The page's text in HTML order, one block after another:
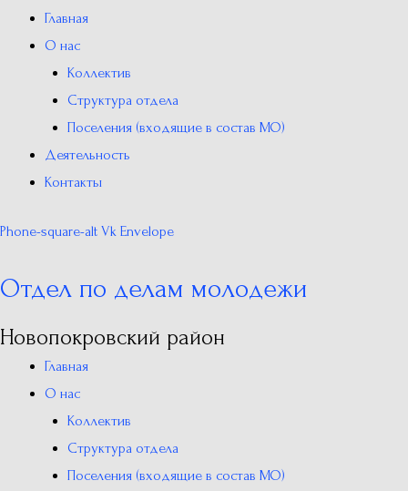
Главная
О нас
Коллектив
Структура отдела
Поселения (входящие в состав МО)
Деятельность
Контакты
Phone-square-alt Vk Envelope
Отдел по делам молодежи
Новопокровский район
Главная
О нас
Коллектив
Структура отдела
Поселения (входящие в состав МО)